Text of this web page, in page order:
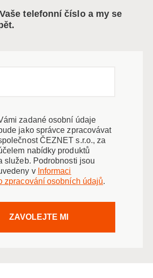
telefonní číslo a my se
zadané osobní údaje
jako správce zpracovávat
ČEZNET s.r.o., za
nabídky produktů
služeb. Podrobnosti jsou
v Informaci
zpracování osobních údajů.
ZAVOLEJTE MI